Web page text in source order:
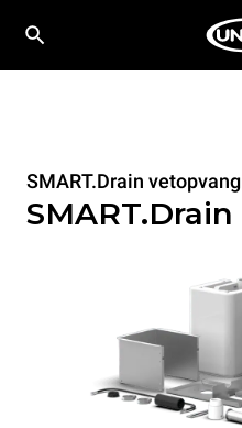
SMART.Drain vetopvang
SMART.Drain